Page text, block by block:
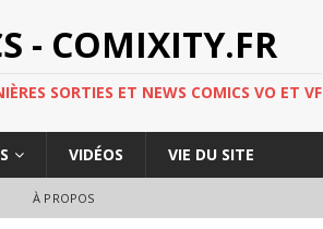
- COMIXITY.FR
SORTIES ET NEWS COMICS VO ET VF
VIDÉOS VIE DU SITE
À PROPOS